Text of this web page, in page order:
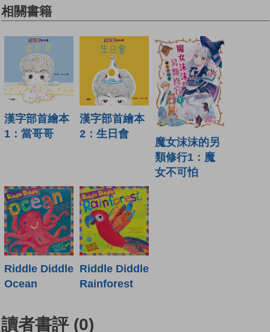
相關書籍
漢字部首繪本
1：當哥哥
漢字部首繪本
2：生日會
魔女沫沫的另
類修行1：魔
女不可怕
Riddle Diddle
Ocean
Riddle Diddle
Rainforest
讀者書評 (0)